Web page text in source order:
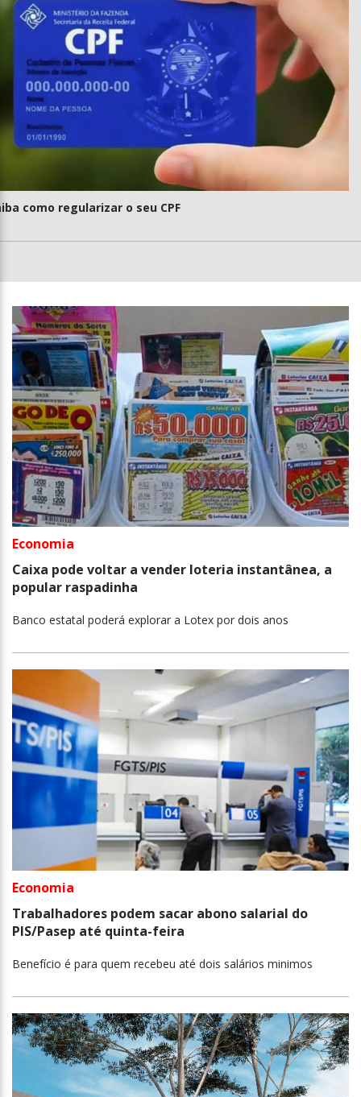
como regularizar o seu CPF
Economia
Caixa pode voltar a vender loteria instantânea, a
popular raspadinha
Banco estatal poderá explorar a Lotex por dois anos
Economia
Trabalhadores podem sacar abono salarial do
PIS/Pasep até quinta-feira
Benefício é para quem recebeu até dois salários minimos